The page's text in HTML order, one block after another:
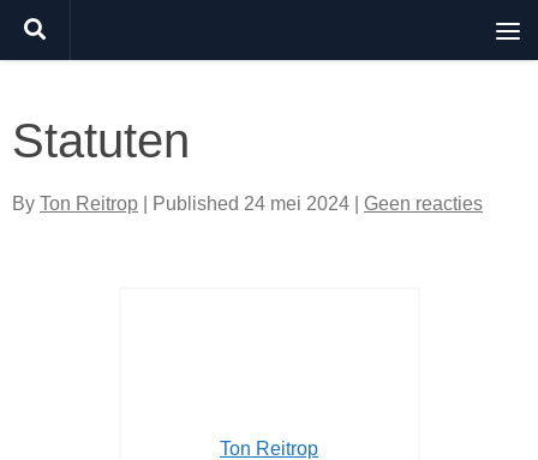
Doorgaan naar inhoud
Statuten
By Ton Reitrop | Published 24 mei 2024 Geen reacties
Ton Reitrop